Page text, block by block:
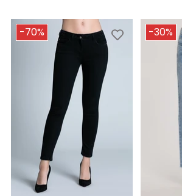
-70% -30%